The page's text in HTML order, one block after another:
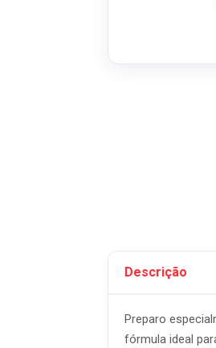
Descrição
Preparo
fórmula ideal